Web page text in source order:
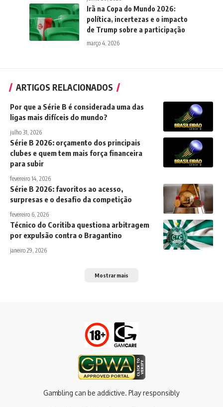
Irã na Copa do Mundo 2026:
política, incertezas e o impacto
de Trump sobre a participação
março 4, 2026
ARTIGOS RELACIONADOS
Por que a Série B é considerada uma das
ligas mais difíceis do mundo?
julho 31, 2026
Série B 2026: orçamento dos principais
clubes e quem tem mais força financeira
para subir
fevereiro 14, 2026
Série B 2026: favoritos ao acesso,
surpresas e o desafio da competição
fevereiro 6, 2026
Técnico do Coritiba questiona arbitragem
por expulsão contra o Bragantino
janeiro 29, 2026
Mostrar mais
Gambling can be addictive. Play responsibly